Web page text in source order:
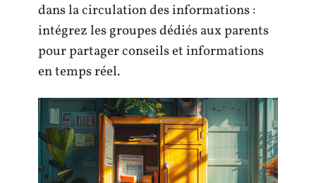
dans la circulation des informations :
intégrez les groupes dédiés aux parents
pour partager conseils et informations
en temps réel.